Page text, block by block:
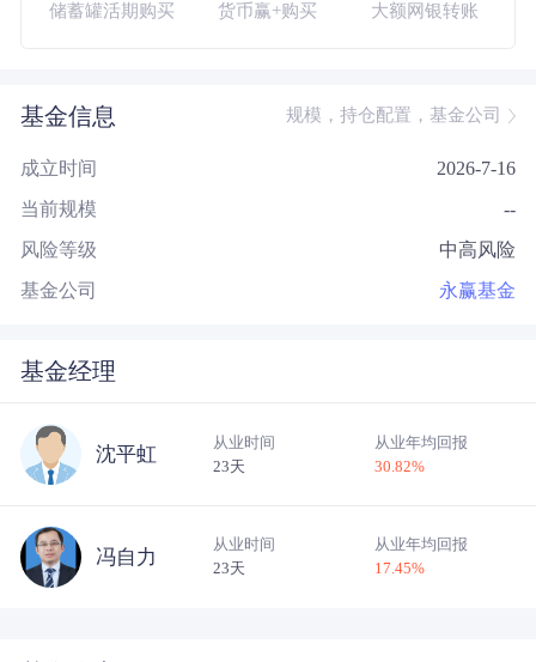
储蓄罐活期购买 货币赢+购买 大额网银转账
基金信息 规模，持仓配置，基金公司
成立时间 2026-7-16
当前规模 --
风险等级 中高风险
基金公司 永赢基金
基金经理
沈平虹
从业时间
23天
从业年均回报
30.82%
冯自力
从业时间
23天
从业年均回报
17.45%